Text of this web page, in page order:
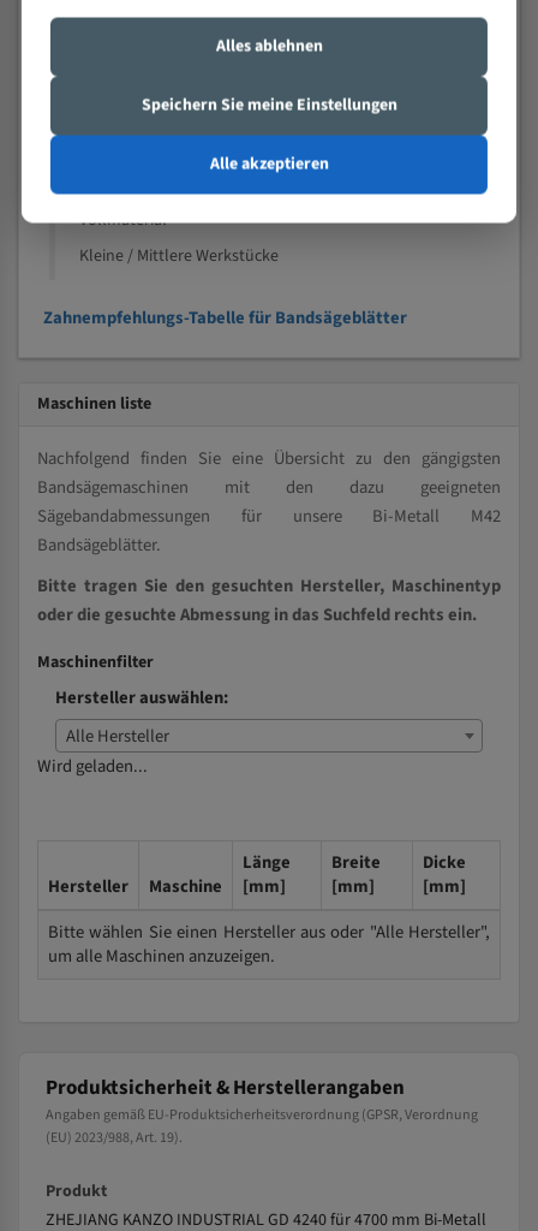
Speziell entwickelt für Profile / Rohre
Kleine und mittlere Profile / Kleine Durchmesser
Vollmaterial
Kleine / Mittlere Werkstücke
Zahnempfehlungs-Tabelle für Bandsägeblätter
Maschinen liste
Nachfolgend finden Sie eine Übersicht zu den gängigsten
Bandsägemaschinen mit den dazu geeigneten
Sägebandabmessungen für unsere Bi-Metall M42
Bandsägeblätter.
Bitte tragen Sie den gesuchten Hersteller, Maschinentyp
oder die gesuchte Abmessung in das Suchfeld rechts ein.
Maschinenfilter
Hersteller auswählen:
Alle Hersteller
Wird geladen...
Hersteller Maschine
Länge
[mm]
Breite
[mm]
Dicke
[mm]
Bitte wählen Sie einen Hersteller aus oder "Alle Hersteller",
um alle Maschinen anzuzeigen.
Produktsicherheit & Herstellerangaben
Angaben gemäß EU-Produktsicherheitsverordnung (GPSR, Verordnung
(EU) 2023/988, Art. 19).
Produkt
ZHEJIANG KANZO INDUSTRIAL GD 4240 für 4700 mm Bi-Metall
Alles ablehnen
Speichern Sie meine Einstellungen
Alle akzeptieren